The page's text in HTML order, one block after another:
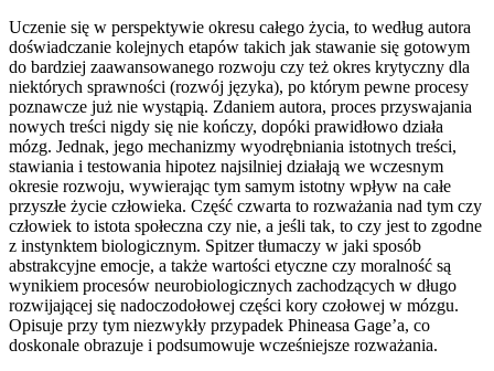
Uczenie się w perspektywie okresu całego życia, to według autora
doświadczanie kolejnych etapów takich jak stawanie się gotowym
do bardziej zaawansowanego rozwoju czy też okres krytyczny dla
niektórych sprawności (rozwój języka), po którym pewne procesy
poznawcze już nie wystąpią. Zdaniem autora, proces przyswajania
nowych treści nigdy się nie kończy, dopóki prawidłowo działa
mózg. Jednak, jego mechanizmy wyodrębniania istotnych treści,
stawiania i testowania hipotez najsilniej działają we wczesnym
okresie rozwoju, wywierając tym samym istotny wpływ na całe
przyszłe życie człowieka. Część czwarta to rozważania nad tym czy
człowiek to istota społeczna czy nie, a jeśli tak, to czy jest to zgodne
z instynktem biologicznym. Spitzer tłumaczy w jaki sposób
abstrakcyjne emocje, a także wartości etyczne czy moralność są
wynikiem procesów neurobiologicznych zachodzących w długo
rozwijającej się nadoczodołowej części kory czołowej w mózgu.
Opisuje przy tym niezwykły przypadek Phineasa Gage’a, co
doskonale obrazuje i podsumowuje wcześniejsze rozważania.